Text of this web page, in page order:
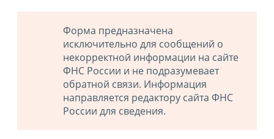
Форма предназначена
исключительно для сообщений о
некорректной информации на сайте
ФНС России и не подразумевает
обратной связи. Информация
направляется редактору сайта ФНС
России для сведения.